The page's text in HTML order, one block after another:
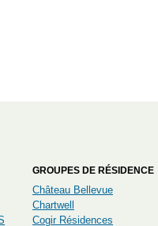
GROUPES DE RÉSIDENCE
Château Bellevue
Chartwell
Cogir Résidences